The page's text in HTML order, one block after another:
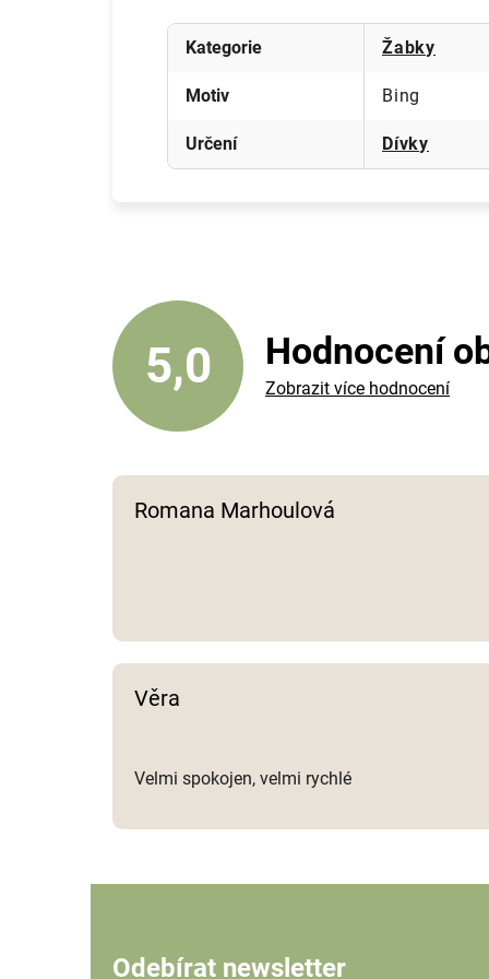
Kategorie Žabky
Motiv Bing
Určení Dívky
5,0 Hodnocení
Zobrazit více hodnocení
Romana Marhoulová
Věra
Velmi spokojen, velmi rychlé
Odebírat newsletter